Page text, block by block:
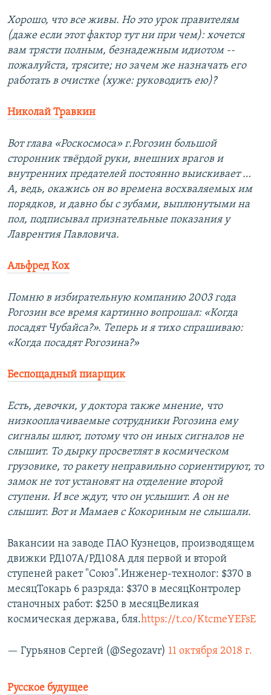
Хорошо, что все живы. Но это урок правителям
(даже если этот фактор тут ни при чем): хочется
вам трясти полным, безнадежным идиотом --
пожалуйста, трясите; но зачем же назначать его
работать в очистке (хуже: руководить ею)?
Николай Травкин
Вот глава «Роскосмоса» г.Рогозин большой
сторонник твёрдой руки, внешних врагов и
внутренних предателей постоянно выискивает …
А, ведь, окажись он во времена восхваляемых им
порядков, и давно бы с зубами, выплюнутыми на
пол, подписывал признательные показания у
Лаврентия Павловича.
Альфред Кох
Помню в избирательную компанию 2003 года
Рогозин все время картинно вопрошал: «Когда
посадят Чубайса?». Теперь и я тихо спрашиваю:
«Когда посадят Рогозина?»
Беспощадный пиарщик
Есть, девочки, у доктора также мнение, что
низкооплачиваемые сотрудники Рогозина ему
сигналы шлют, потому что он иных сигналов не
слышит. То дырку просветлят в космическом
грузовике, то ракету неправильно сориентируют, то
замок не тот установят на отделение второй
ступени. И все ждут, что он услышит. А он не
слышит. Вот и Мамаев с Кокориным не слышали.
Вакансии на заводе ПАО Кузнецов, производящем
движки РД107A/РД108A для первой и второй
ступеней ракет "Союз".Инженер-технолог: $370 в
месяцТокарь 6 разряда: $370 в месяцКонтролер
станочных работ: $250 в месяцВеликая
космическая держава, бля.https://t.co/KtcmeYEFsE
— Гурьянов Сергей (@Segozavr) 11 октября 2018 г.
Русское будущее